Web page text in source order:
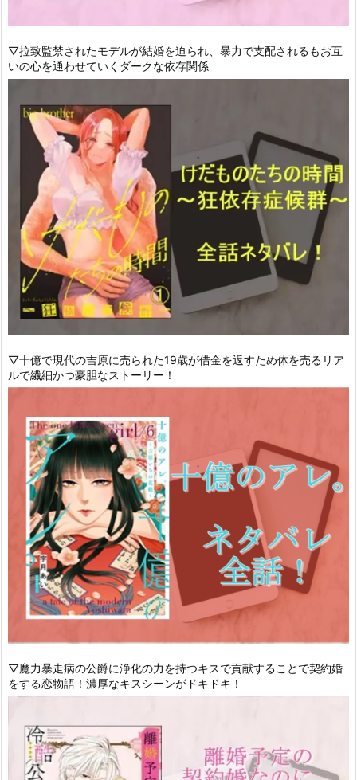
▽拉致監禁されたモデルが結婚を迫られ、暴力で支配されるもお互
いの心を通わせていくダークな依存関係
▽十億で現代の吉原に売られた19歳が借金を返すため体を売るリア
ルで繊細かつ豪胆なストーリー！
▽魔力暴走病の公爵に浄化の力を持つキスで貢献することで契約婚
をする恋物語！濃厚なキスシーンがドキドキ！